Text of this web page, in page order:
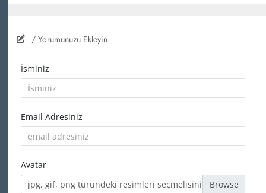
/ Yorumunuzu Ekleyin
İsminiz
Email Adresiniz
Avatar
jpg, gif, png türündeki resimleri seçmelisiniz